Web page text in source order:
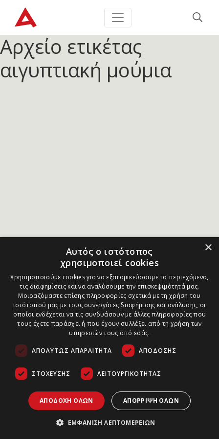
Αρχείο ετικέτας
αιγυπτιακή μούμια
×
Αυτός ο ιστότοπος
χρησιμοποιεί cookies
Χρησιμοποιούμε cookies για να εξατομικεύσουμε το περιεχόμενο,
τις διαφημίσεις και να αναλύσουμε την επισκεψιμότητά μας.
Μοιραζόμαστε επίσης πληροφορίες σχετικά με τη χρήση του
ιστότοπού μας με τους συνεργάτες διαφήμισης και ανάλυσης, οι
οποίοι ενδέχεται να τις συνδυάσουν με άλλες πληροφορίες που
τους έχετε παράσχει ή που έχουν συλλέξει από τη χρήση των
υπηρεσιών τους από εσάς.
ΑΠΟΛΎΤΩΣ ΑΠΑΡΑΊΤΗΤΑ ΑΠΌΔΟΣΗΣ
ΣΤΌΧΕΥΣΗΣ ΛΕΙΤΟΥΡΓΙΚΌΤΗΤΑΣ
ΑΠΟΔΟΧΉ ΌΛΩΝ ΑΠΌΡΡΙΨΗ ΌΛΩΝ
ΕΜΦΆΝΙΣΗ ΛΕΠΤΟΜΕΡΕΙΏΝ